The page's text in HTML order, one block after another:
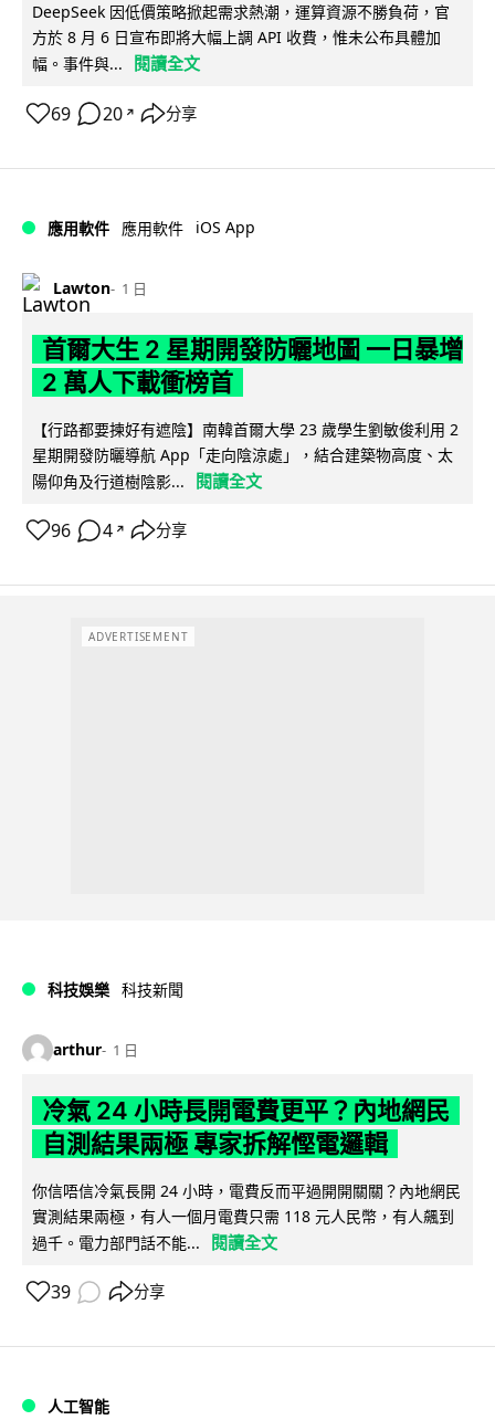
DeepSeek 因低價策略掀起需求熱潮，運算資源不勝負荷，官
方於 8 月 6 日宣布即將大幅上調 API 收費，惟未公布具體加
幅。事件與...
閱讀全文
69 20 ↗ 分享
應用軟件 應用軟件 iOS App
Lawton 1 日
首爾大生 2 星期開發防曬地圖 一日暴增
2 萬人下載衝榜首
【行路都要揀好有遮陰】南韓首爾大學 23 歲學生劉敏俊利用 2
星期開發防曬導航 App「走向陰涼處」，結合建築物高度、太
陽仰角及行道樹陰影...
閱讀全文
96 4 ↗ 分享
ADVERTISEMENT
科技娛樂 科技新聞
arthur 1 日
冷氣 24 小時長開電費更平？內地網民
自測結果兩極 專家拆解慳電邏輯
你信唔信冷氣長開 24 小時，電費反而平過開開關關？內地網民
實測結果兩極，有人一個月電費只需 118 元人民幣，有人飆到
過千。電力部門話不能...
閱讀全文
39 分享
人工智能